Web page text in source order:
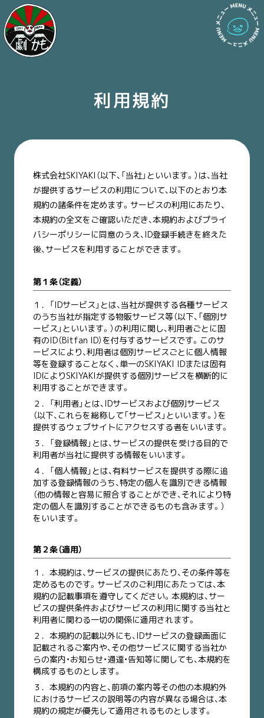
利用規約
株式会社SKIYAKI（以下、「当社」といいます。）は、当社
が提供するサービスの利用について、以下のとおり本
規約の諸条件を定めます。サービスの利用にあたり、
本規約の全文をご確認いただき、本規約およびプライ
バシーポリシーに同意のうえ、ID登録手続きを終えた
後、サービスを利用することができます。
第１条（定義）
１．
「IDサービス」とは、当社が提供する各種サービス
のうち当社が指定する物販サービス等（以下、「個別サ
ービス」といいます。）の利用に関し、利用者ごとに固
有のID（Bitfan ID）を付与するサービスです。このサ
ービスにより、利用者は個別サービスごとに個人情報
等を登録することなく、単一のSKIYAKI IDまたは固有
IDによりSKIYAKIが提供する個別サービスを横断的に
利用することができます。
２．
「利用者」とは、IDサービスおよび個別サービス
（以下、これらを総称して「サービス」といいます。）を
提供するウェブサイトにアクセスする者をいいます。
３．
「登録情報」とは、サービスの提供を受ける目的で
利用者が当社に提供する情報をいいます。
４．
「個人情報」とは、有料サービスを提供する際に追
加する登録情報のうち、特定の個人を識別できる情報
（他の情報と容易に照合することができ、それにより特
定の個人を識別することができるものも含みます。）
をいいます。
第２条（適用）
１． 本規約は、サービスの提供にあたり、その条件等を
定めるものです。サービスのご利用にあたっては、本
規約の記載事項を遵守してください。本規約は、サー
ビスの提供条件およびサービスの利用に関する当社と
利用者に関わる一切の関係に適用されます。
２． 本規約の記載以外にも、IDサービスの登録画面に
記載されるご案内や、その他サービスに関する当社か
らの案内・お知らせ・通達・告知等に関しても、本規約を
構成するものとします。
３． 本規約の内容と、前項の案内等その他の本規約外
におけるサービスの説明等の内容が異なる場合は、本
規約の規定が優先して適用されるものとします。